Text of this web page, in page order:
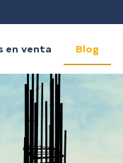
en venta Blog